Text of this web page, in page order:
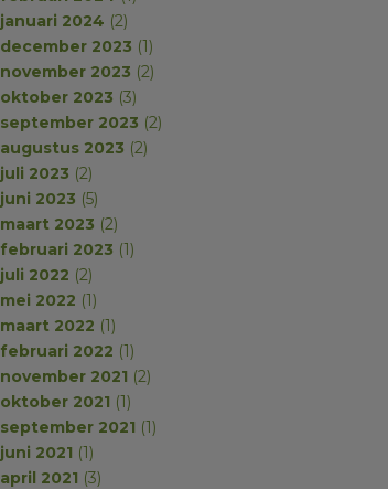
januari 2024 (2)
december 2023 (1)
november 2023 (2)
oktober 2023 (3)
september 2023 (2)
augustus 2023 (2)
juli 2023 (2)
juni 2023 (5)
maart 2023 (2)
februari 2023 (1)
juli 2022 (2)
mei 2022 (1)
maart 2022 (1)
februari 2022 (1)
november 2021 (2)
oktober 2021 (1)
september 2021 (1)
juni 2021 (1)
april 2021 (3)